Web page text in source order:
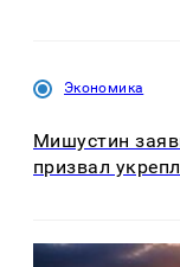
Экономика
Мишустин
призвал